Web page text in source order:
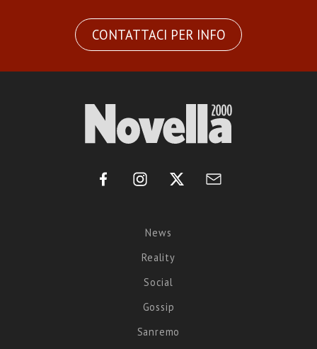
CONTATTACI PER INFO
News
Reality
Social
Gossip
Sanremo